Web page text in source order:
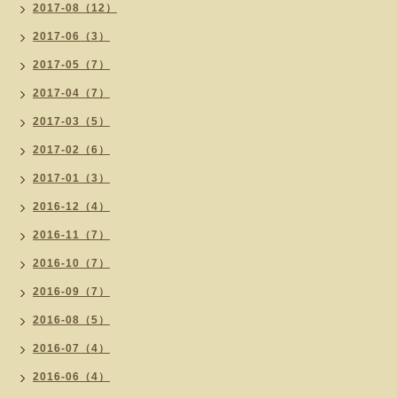
2017-08（12）
2017-06（3）
2017-05（7）
2017-04（7）
2017-03（5）
2017-02（6）
2017-01（3）
2016-12（4）
2016-11（7）
2016-10（7）
2016-09（7）
2016-08（5）
2016-07（4）
2016-06（4）